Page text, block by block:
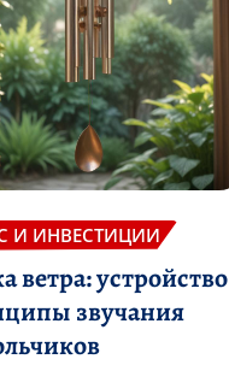
И ИНВЕСТИЦИИ
ветра: устройство
звучания